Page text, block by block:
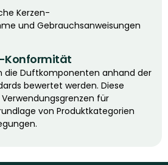
Kerzen-
und Gebrauchsanweisungen
Konformität
die Duftkomponenten anhand der
bewertet werden. Diese
für
von Produktkategorien